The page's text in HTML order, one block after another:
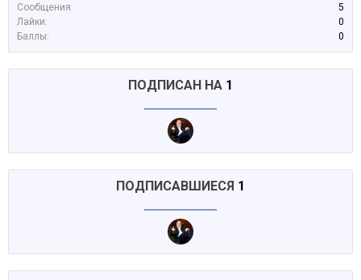
Сообщения:
5
Лайки:
0
Баллы:
0
ПОДПИСАН НА 1
ПОДПИСАВШИЕСЯ 1